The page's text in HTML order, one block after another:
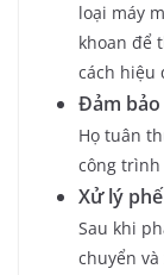
loại máy
khoan để
cách hiệu
Đảm
Họ tuân
công
Xử lý
Sau khi
chuyển